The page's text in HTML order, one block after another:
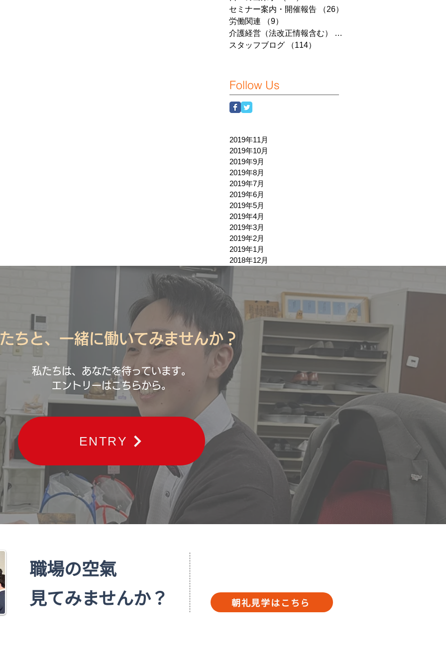
セミナー案内・開催報告
（26）
労働関連
（9）
介護経営（法改正情報含む）
（7）
スタッフブログ
（114）
Follow Us
2019年11月
2019年10月
2019年9月
2019年8月
2019年7月
2019年6月
2019年5月
2019年4月
2019年3月
2019年2月
2019年1月
2018年12月
ちと、一緒に働いてみませんか？
私たちは、あなたを待っています。
エントリーはこちらから。
ENTRY
職場の空氣
見てみませんか？
朝礼見学はこちら